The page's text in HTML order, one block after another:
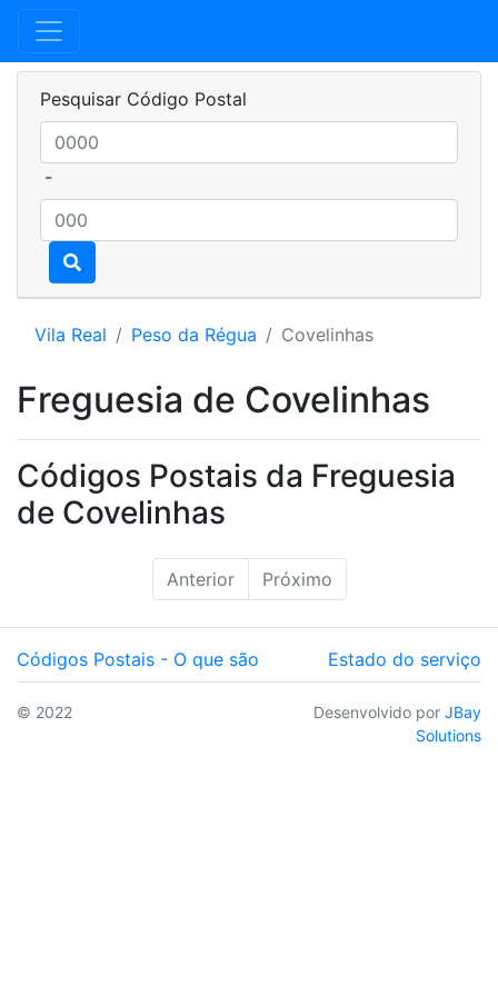
Pesquisar Código Postal
-
Vila Real Peso da Régua Covelinhas
Freguesia de Covelinhas
Códigos Postais da Freguesia
de Covelinhas
Anterior Próximo
Códigos Postais - O que são Estado do serviço
© 2022 Desenvolvido por JBay
Solutions